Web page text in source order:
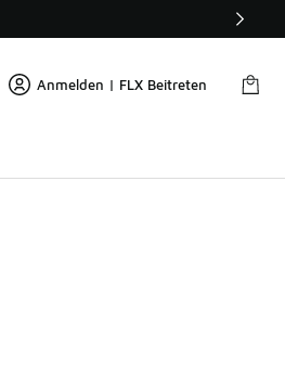
Anmelden | FLX Beitreten